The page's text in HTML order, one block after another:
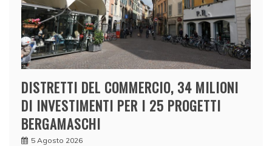
DISTRETTI DEL COMMERCIO, 34 MILIONI
DI INVESTIMENTI PER I 25 PROGETTI
BERGAMASCHI
5 Agosto 2026